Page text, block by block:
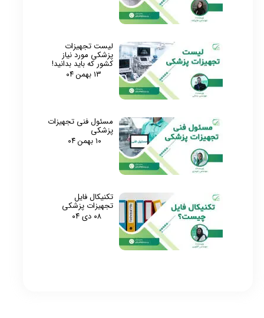
لیست تجهیزات
پزشکی مورد نیاز
کشور که باید بدانید!
۱۳ بهمن ۰۴
مسئول فنی تجهیزات
پزشکی
۱۰ بهمن ۰۴
تکنیکال فایل
تجهیزات پزشکی
۰۸ دی ۰۴